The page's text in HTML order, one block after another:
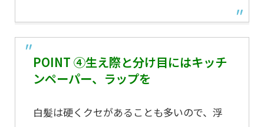
POINT ④生え際と分け目にはキッチ
ンペーパー、ラップを
白髪は硬くクセがあることも多いので、浮